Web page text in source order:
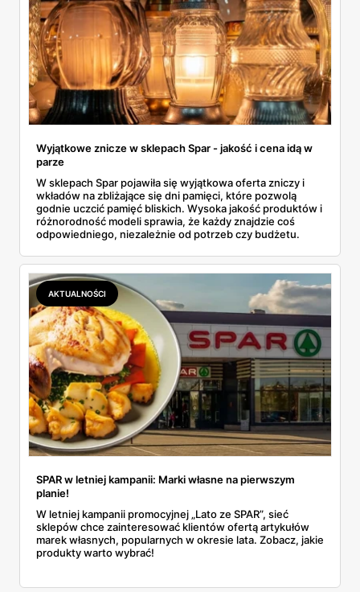
Wyjątkowe znicze w sklepach Spar - jakość i cena idą w
parze
W sklepach Spar pojawiła się wyjątkowa oferta zniczy i
wkładów na zbliżające się dni pamięci, które pozwolą
godnie uczcić pamięć bliskich. Wysoka jakość produktów i
różnorodność modeli sprawia, że każdy znajdzie coś
odpowiedniego, niezależnie od potrzeb czy budżetu.
AKTUALNOŚCI
SPAR w letniej kampanii: Marki własne na pierwszym
planie!
W letniej kampanii promocyjnej „Lato ze SPAR”, sieć
sklepów chce zainteresować klientów ofertą artykułów
marek własnych, popularnych w okresie lata. Zobacz, jakie
produkty warto wybrać!